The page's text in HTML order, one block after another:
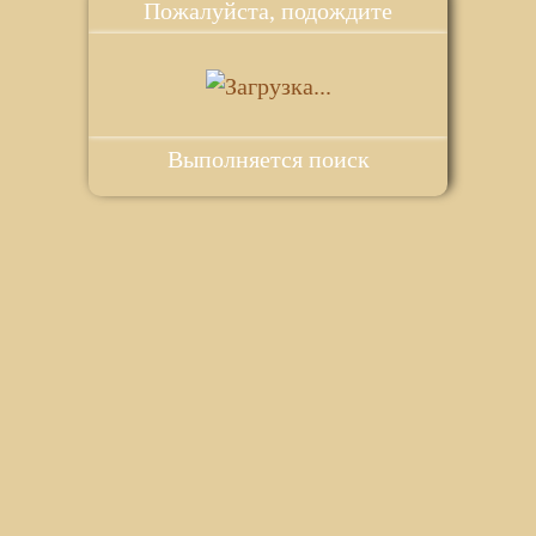
Пожалуйста, подождите
Выполняется поиск